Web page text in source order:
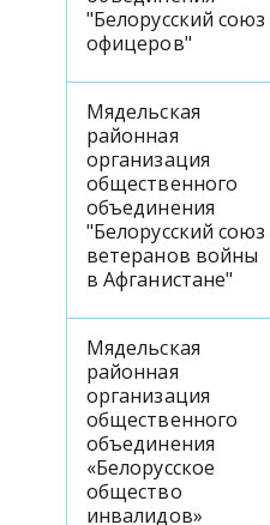
"Белорусский союз
офицеров"
Мядельская
районная
организация
общественного
объединения
"Белорусский союз
ветеранов войны
в Афганистане"
Мядельская
районная
организация
общественного
объединения
«Белорусское
общество
инвалидов»